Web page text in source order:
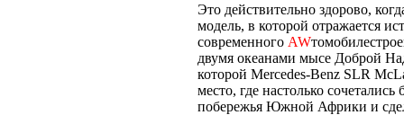
Это действительно здорово,
модель, в которой отражается
современного AW
двумя океанами мысе Доброй
которой Mercedes-Benz SLR
место, где настолько
побережья Южной Африки и